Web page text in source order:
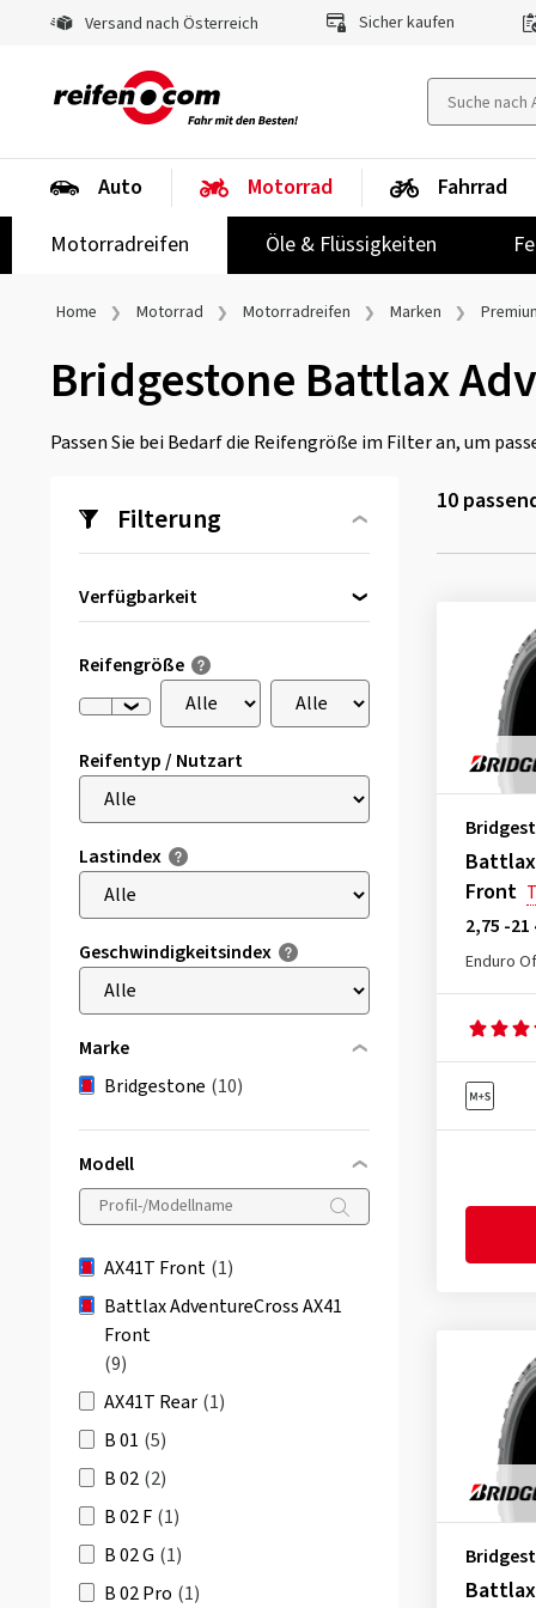
Versand nach Österreich Sicher kaufen
Auto
Motorrad
Motorradreifen
Öle & Flüssigkeiten
Fahrrad
Home Motorrad Motorradreifen Marken
Bridgestone Battlax
Passen Sie bei Bedarf die Reifengröße im Filter an, um
Filterung
Verfügbarkeit
Reifengröße
Reifentyp / Nutzart
Lastindex
Geschwindigkeitsindex
Marke
Bridgestone (10)
Modell
AX41T Front (1)
Battlax AdventureCross AX41
Front
(9)
AX41T Rear (1)
B 01 (5)
B 02 (2)
B 02 F (1)
B 02 G (1)
B 02 Pro (1)
10
Battlax
Front
2,75 -21
Enduro
Battlax